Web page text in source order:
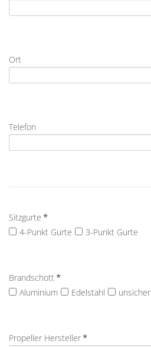
Ort
Telefon
Sitzgurte *
4-Punkt Gurte
3-Punkt Gurte
Brandschott*
Aluminium
Edelstahl unsicher
Propeller Hersteller*